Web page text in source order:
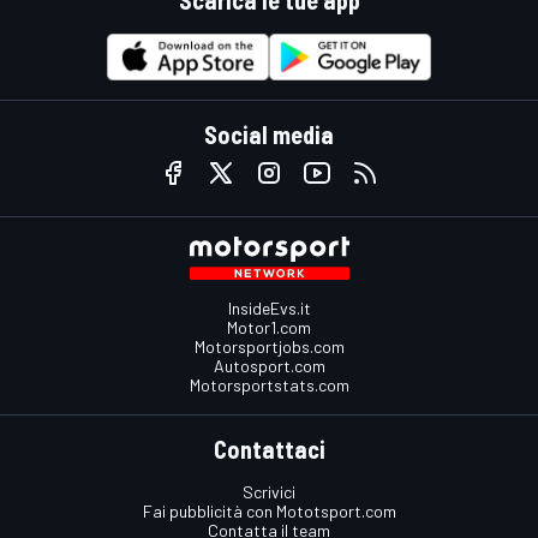
Social media
InsideEvs.it
Motor1.com
Motorsportjobs.com
Autosport.com
Motorsportstats.com
Contattaci
Scrivici
Fai pubblicità con Mototsport.com
Contatta il team